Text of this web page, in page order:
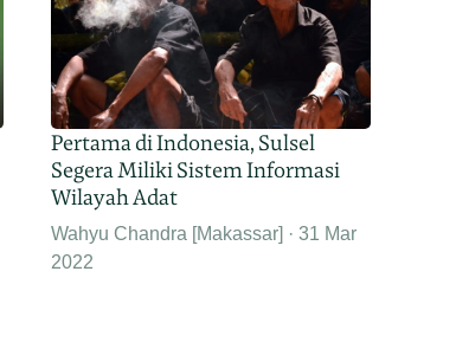
Pertama di Indonesia, Sulsel
Segera Miliki Sistem Informasi
Wilayah Adat
Wahyu Chandra [Makassar]
31 Mar
2022